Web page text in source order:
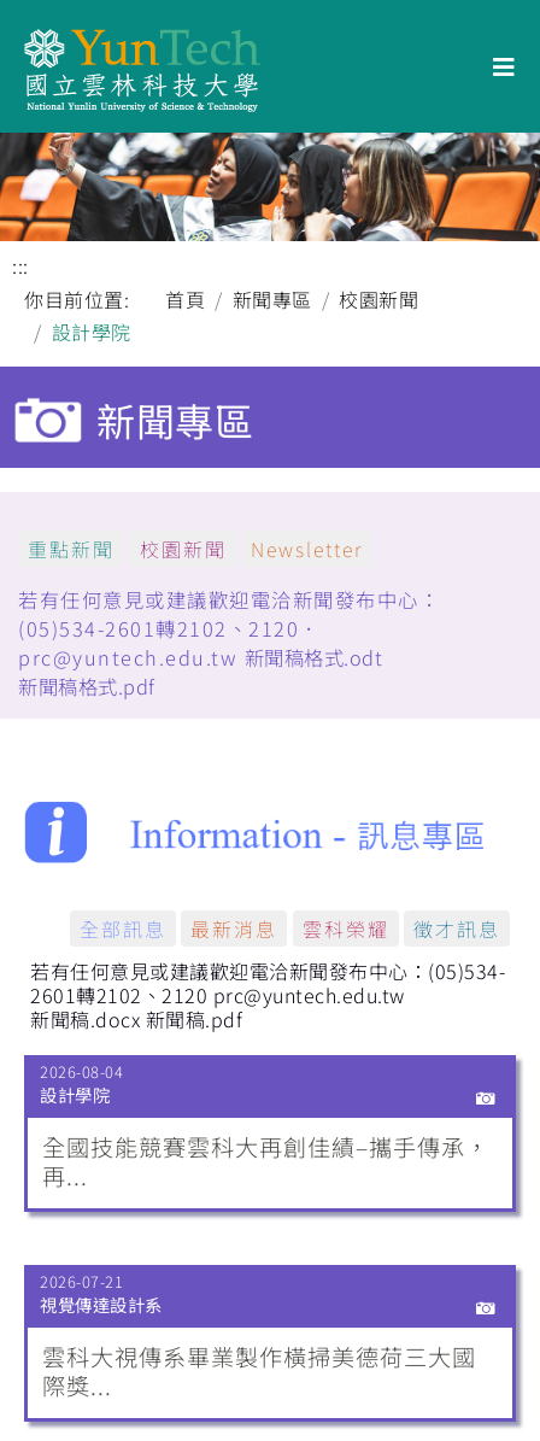
:::
你目前位置:
首頁 新聞專區
校園新聞
設計學院
新聞專區
重點新聞 校園新聞
Newsletter
若有任何意見或建議歡迎電洽新聞發布中心：
(05)534-2601轉2102、2120．
prc@yuntech.edu.tw 新聞稿格式.odt
新聞稿格式.pdf
全部訊息 最新消息 雲科榮耀
徵才訊息
若有任何意見或建議歡迎電洽新聞發布中心：(05)534-
2601轉2102、2120 prc@yuntech.edu.tw
新聞稿.docx 新聞稿.pdf
2026-08-04
設計學院
全國技能競賽雲科大再創佳績–攜手傳承，
再...
2026-07-21
視覺傳達設計系
雲科大視傳系畢業製作橫掃美德荷三大國
際獎...